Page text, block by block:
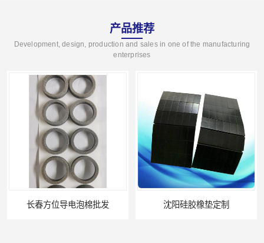
产品推荐
Development, design, production and sales in one of the manufacturing
enterprises
沈阳硅胶橡垫定制